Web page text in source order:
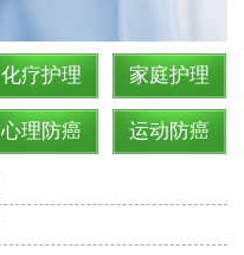
化疗护理 家庭护理
心理防癌 运动防癌